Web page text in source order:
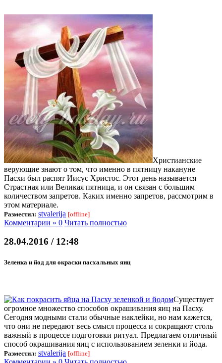
Христианские
верующие знают о том, что именно в пятницу накануне
Пасхи был распят Иисус Христос. Этот день называется
Страстная или Великая пятница, и он связан с большим
количеством запретов. Каких именно запретов, рассмотрим в
этом материале.
Разместил: stvalerija [offline]
Комментарии » 0 Читать полностью
28.04.2016 / 12:48
Зеленка и йод для окраски пасхальных яиц
Существует
огромное множество способов окрашивания яиц на Пасху.
Сегодня модными стали обычные наклейки, но нам кажется,
что они не передают весь смысл процесса и сокращают столь
важный в процессе подготовки ритуал. Предлагаем отличный
способ окрашивания яиц с использованием зеленки и йода.
Разместил: stvalerija [offline]